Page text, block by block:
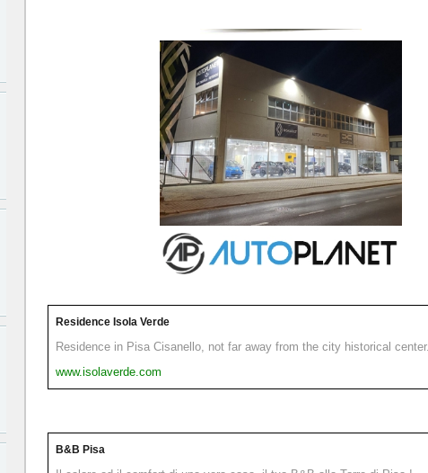
Residence Isola Verde
Residence in Pisa Cisanello, not far away from the city historical center.
www.isolaverde.com
B&B Pisa